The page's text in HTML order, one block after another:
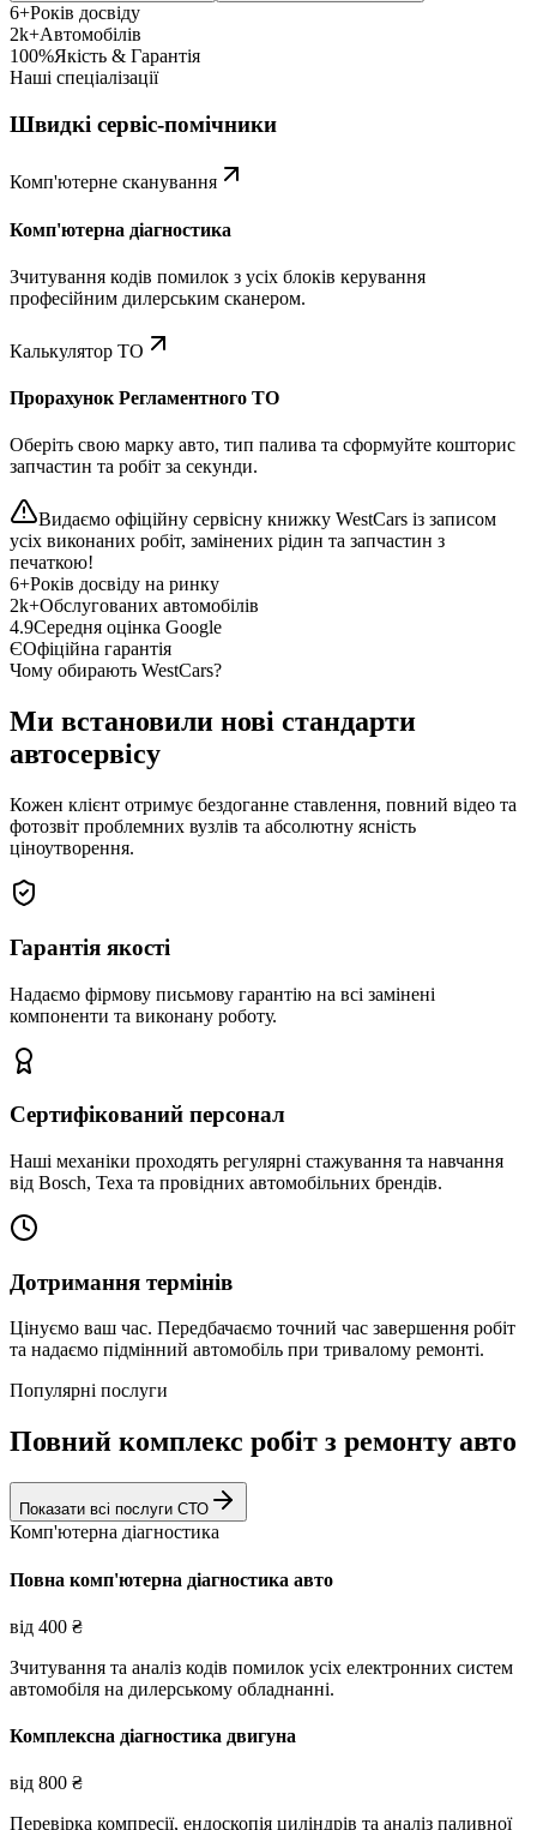
6+Років досвіду
2k+Автомобілів
100%Якість & Гарантія
Наші спеціалізації
Швидкі сервіс-помічники
Комп'ютерне сканування
Комп'ютерна діагностика
Зчитування кодів помилок з усіх блоків керування
професійним дилерським сканером.
Калькулятор ТО
Прорахунок Регламентного ТО
Оберіть свою марку авто, тип палива та сформуйте кошторис
запчастин та робіт за секунди.
Видаємо офіційну сервісну книжку WestCars із записом
усіх виконаних робіт, замінених рідин та запчастин з
печаткою!
6+Років досвіду на ринку
2k+Обслугованих автомобілів
4.9Середня оцінка Google
ЄОфіційна гарантія
Чому обирають WestCars?
Ми встановили нові стандарти
автосервісу
Кожен клієнт отримує бездоганне ставлення, повний відео та
фотозвіт проблемних вузлів та абсолютну ясність
ціноутворення.
Гарантія якості
Надаємо фірмову письмову гарантію на всі замінені
компоненти та виконану роботу.
Сертифікований персонал
Наші механіки проходять регулярні стажування та навчання
від Bosch, Texa та провідних автомобільних брендів.
Дотримання термінів
Цінуємо ваш час. Передбачаємо точний час завершення робіт
та надаємо підмінний автомобіль при тривалому ремонті.
Популярні послуги
Повний комплекс робіт з ремонту авто
Показати всі послуги СТО
Комп'ютерна діагностика
Повна комп'ютерна діагностика авто
від 400 ₴
Зчитування та аналіз кодів помилок усіх електронних систем
автомобіля на дилерському обладнанні.
Комплексна діагностика двигуна
від 800 ₴
Перевірка компресії, ендоскопія циліндрів та аналіз паливної